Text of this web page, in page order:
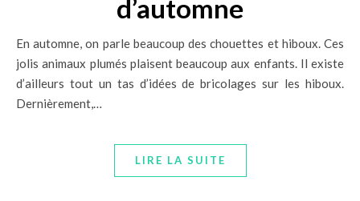
d’automne
En automne, on parle beaucoup des chouettes et hiboux. Ces
jolis animaux plumés plaisent beaucoup aux enfants. Il existe
d’ailleurs tout un tas d’idées de bricolages sur les hiboux.
Dernièrement,…
LIRE LA SUITE